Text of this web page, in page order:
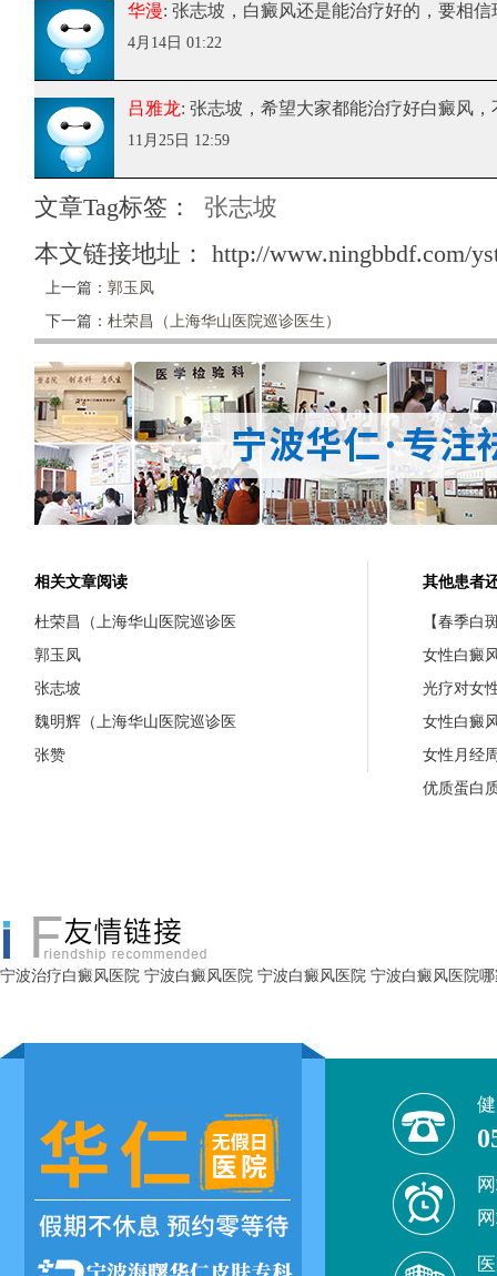
华漫: 张志坡 ，白癜风还是能治疗好的，要相
4月14日 01:22
吕雅龙: 张志坡 ，希望大家都能治疗好白癜风
11月25日 12:59
文章Tag标签：
张志坡
本文链接地址： http://www.ningbbdf.com/
上一篇： 郭玉凤
下一篇： 杜荣昌（上海华山医院巡诊医生）
相关文章阅读
杜荣昌（上海华山医院巡诊医
郭玉凤
张志坡
魏明辉（上海华山医院巡诊医
张赞
其他患者
【春季白
女性白癜
光疗对女
女性白癜
女性月经
优质蛋白
宁波治疗白癜风医院 宁波白癜风医院 宁波白癜风医院 宁波白癜风医院